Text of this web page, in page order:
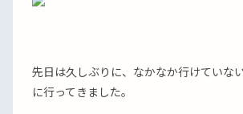
先日は久しぶりに、なかなか行けていな
に行ってきました。